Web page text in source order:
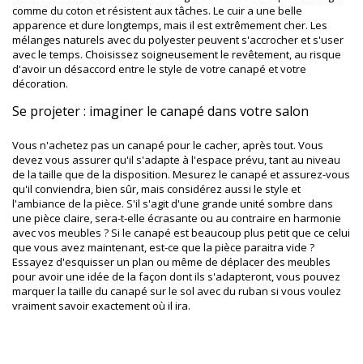
comme du coton et résistent aux tâches. Le cuir a une belle
apparence et dure longtemps, mais il est extrêmement cher. Les
mélanges naturels avec du polyester peuvent s'accrocher et s'user
avec le temps. Choisissez soigneusement le revêtement, au risque
d'avoir un désaccord entre le style de votre canapé et votre
décoration.
Se projeter : imaginer le canapé dans votre salon
Vous n'achetez pas un canapé pour le cacher, après tout. Vous
devez vous assurer qu'il s'adapte à l'espace prévu, tant au niveau
de la taille que de la disposition. Mesurez le canapé et assurez-vous
qu'il conviendra, bien sûr, mais considérez aussi le style et
l'ambiance de la pièce. S'il s'agit d'une grande unité sombre dans
une pièce claire, sera-t-elle écrasante ou au contraire en harmonie
avec vos meubles ? Si le canapé est beaucoup plus petit que ce celui
que vous avez maintenant, est-ce que la pièce paraitra vide ?
Essayez d'esquisser un plan ou même de déplacer des meubles
pour avoir une idée de la façon dont ils s'adapteront, vous pouvez
marquer la taille du canapé sur le sol avec du ruban si vous voulez
vraiment savoir exactement où il ira.